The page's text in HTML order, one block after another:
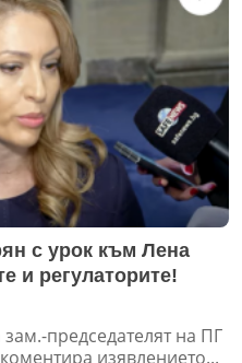
с урок към Лена
и регулаторите!
председателят на ПГ
изявлението...